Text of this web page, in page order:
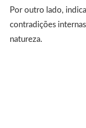
Por outro lado,
contradições
natureza.